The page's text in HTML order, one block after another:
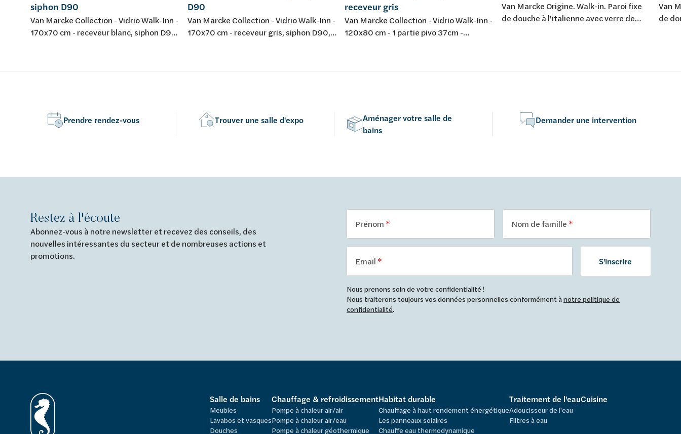
siphon D90
Van Marcke Collection - Vidrio Walk-Inn -
170x70 cm - receveur blanc, siphon D90,
H195cm - mitigeur therm, douchette,
D90
Van Marcke Collection - Vidrio Walk-Inn -
170x70 cm - receveur gris, siphon D90,
H195cm - mitigeur therm, douchette,
receveur gris
Van Marcke Collection - Vidrio Walk-Inn -
120x80 cm - 1 partie pivo 37cm -
profiles chromé mat - H195cm - mitigeur
Van Marcke Origine. Walk-in. Paroi fixe
de douche à l'italienne avec verre de
Van
de
Prendre rendez-vous Trouver une salle d'expo
Aménager votre salle de
bains
Demander une intervention
Restez à l'écoute
Abonnez-vous à notre newsletter et recevez des conseils, des
nouvelles intéressantes du secteur et de nombreuses actions et
promotions.
Prénom Nom de famille
Email S'inscrire
Nous prenons soin de votre confidentialité !
Nous traiterons toujours vos données personnelles conformément ànotre politique de
confidentialité.
Salle de bains
Meubles
Lavabos et vasques
Douches
Chauffage & refroidissement
Pompe à chaleur air/air
Pompe à chaleur air/eau
Pompe à chaleur géothermique
Habitat durable
Chauffage à haut rendement énergétique
Les panneaux solaires
Chauffe eau thermodynamique
Traitement de l'eau
Adoucisseur de l'eau
Filtres à eau
Cuisine